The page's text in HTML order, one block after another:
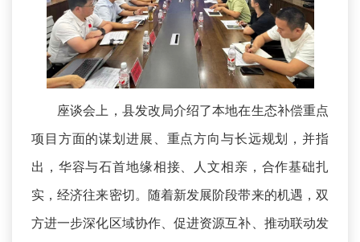
座谈会上，县发改局介绍了本地在生态补偿重点
项目方面的谋划进展、重点方向与长远规划，并指
出，华容与石首地缘相接、人文相亲，合作基础扎
实，经济往来密切。随着新发展阶段带来的机遇，双
方进一步深化区域协作、促进资源互补、推动联动发